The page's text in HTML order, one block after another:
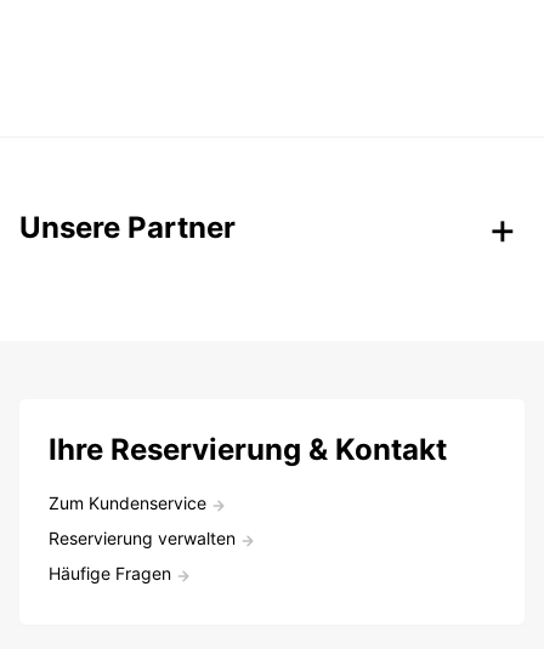
Unsere Partner
Ihre Reservierung & Kontakt
Zum Kundenservice
Reservierung verwalten
Häufige Fragen